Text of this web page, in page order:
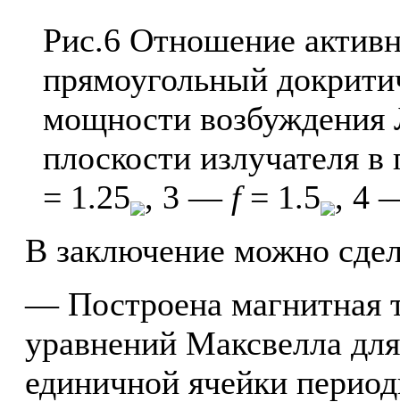
Рис.6 Отношение
прямоугольный
мощности
плоскости излучателя
= 1.25 , 3 — f= 1.5 , 4
В заключение можно
— Построена магнитная
уравнений Максвелла
единичной ячейки